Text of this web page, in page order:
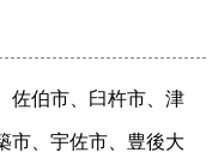
佐伯市、臼杵市、津
市、宇佐市、豊後大